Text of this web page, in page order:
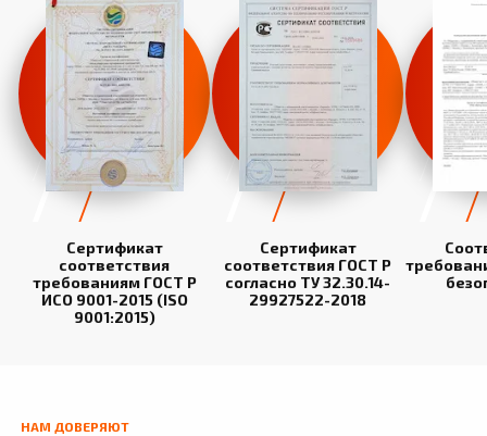
Сертификат
соответствия
требованиям ГОСТ Р
ИСО 9001-2015 (ISO
9001:2015)
Сертификат
соответствия ГОСТ Р
согласно ТУ 32.30.14-
29927522-2018
НАМ ДОВЕРЯЮТ